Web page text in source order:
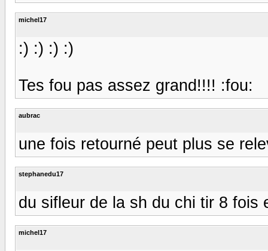
michel17
:) :) :) :)
Tes fou pas assez grand!!!! :fou:
aubrac
une fois retourné peut plus se
stephanedu17
du sifleur de la sh du chi tir 8 fois
michel17